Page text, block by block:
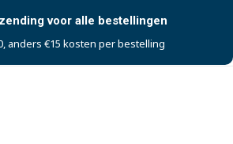
voor alle bestellingen
anders €15 kosten per bestelling